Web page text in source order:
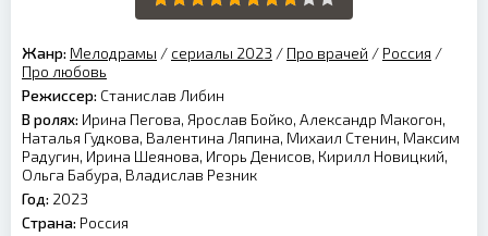
Жанр: Мелодрамы / сериалы 2023 / Про врачей / Россия /
Про любовь
Режиссер: Станислав Либин
В ролях: Ирина Пегова, Ярослав Бойко, Александр Макогон,
Наталья Гудкова, Валентина Ляпина, Михаил Стенин, Максим
Радугин, Ирина Шеянова, Игорь Денисов, Кирилл Новицкий,
Ольга Бабура, Владислав Резник
Год: 2023
Страна: Россия